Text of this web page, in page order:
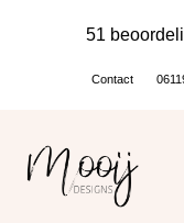
51
Contact